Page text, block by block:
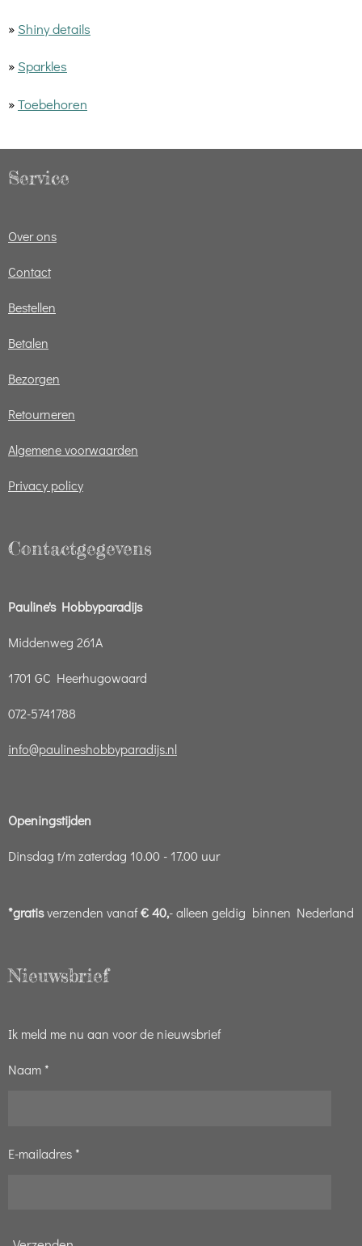
» Shiny details
» Sparkles
»Toebehoren
Service
Over ons
Contact
Bestellen
Betalen
Bezorgen
Retourneren
Algemene voorwaarden
Privacy policy
Contactgegevens
Pauline's Hobbyparadijs
Middenweg 261A
1701 GC Heerhugowaard
072-5741788
info@paulineshobbyparadijs.nl
Openingstijden
Dinsdag t/m zaterdag 10.00 - 17.00 uur
*gratisverzenden vanaf€ 40,- alleen geldig binnen Nederland
Nieuwsbrief
Ik meld me nu aan voor de nieuwsbrief
Naam *
E-mailadres *